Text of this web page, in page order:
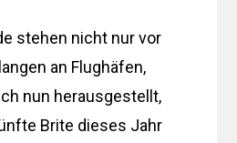
stehen nicht nur vor
an Flughäfen,
nun herausgestellt,
Brite dieses Jahr